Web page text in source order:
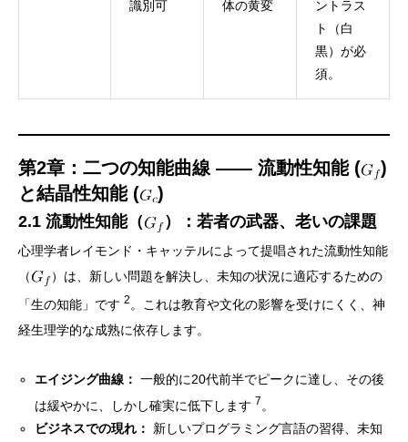
識別可 体の黄変
ントラス
ト（白
黒）が必
須。
第2章：二つの知能曲線 —— 流動性知能 (
)
と結晶性知能 (
)
2.1 流動性知能（ ）：若者の武器、老いの課題
心理学者レイモンド・キャッテルによって提唱された流動性知能
（
）は、新しい問題を解決し、未知の状況に適応するための
「生の知能」です 2 。これは教育や文化の影響を受けにくく、神
経生理学的な成熟に依存します。
エイジング曲線： 一般的に20代前半でピークに達し、その後
は緩やかに、しかし確実に低下します 7 。
ビジネスでの現れ：
新しいプログラミング言語の習得、未知